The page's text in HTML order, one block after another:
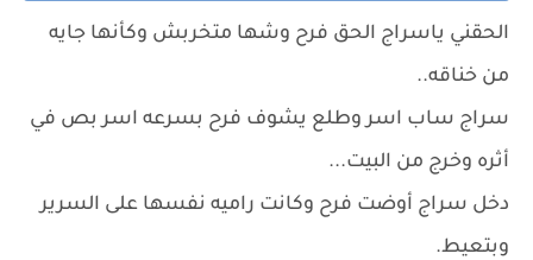
الحقني ياسراج الحق فرح وشها متخربش وكأنها جايه
من خناقه..
سراج ساب اسر وطلع يشوف فرح بسرعه اسر بص في
أثره وخرج من البيت...
دخل سراج أوضت فرح وكانت راميه نفسها على السرير
وبتعيط.